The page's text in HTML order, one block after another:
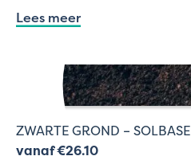
Lees meer
ZWARTE GROND – SOLBASE
vanaf €26.10